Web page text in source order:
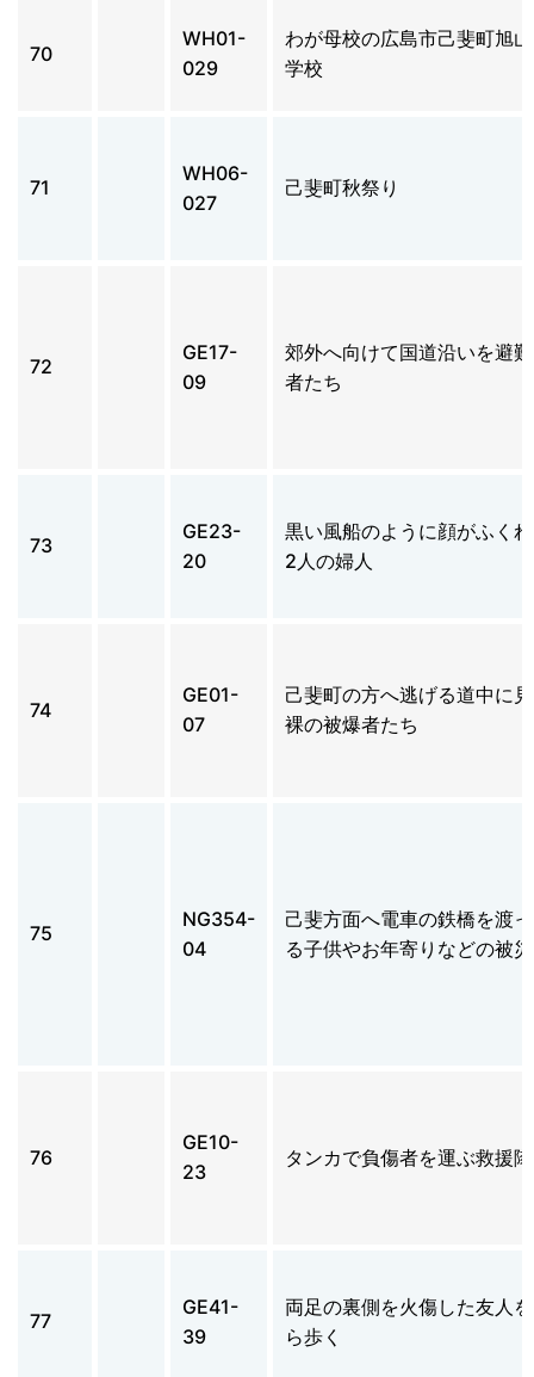
70
WH01-
029
わが母校の広島市己斐町旭
学校
71
WH06-
027
己斐町秋祭り
72
GE17-
09
郊外へ向けて国道沿いを避
者たち
73
GE23-
20
黒い風船のように顔がふく
2人の婦人
74
GE01-
07
己斐町の方へ逃げる道中に
裸の被爆者たち
75
NG354-
04
己斐方面へ電車の鉄橋を渡
る子供やお年寄りなどの被
76
GE10-
23
タンカで負傷者を運ぶ救援隊
77
GE41-
39
両足の裏側を火傷した友人
ら歩く